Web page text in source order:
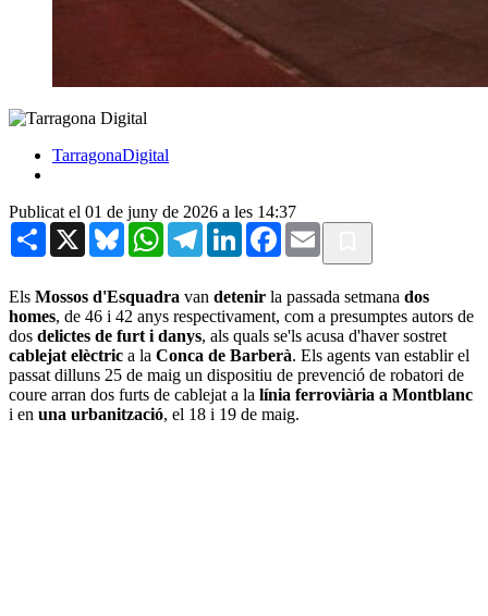
TarragonaDigital
Publicat el 01 de juny de 2026 a les 14:37
Share X BlueskyWhatsAppTelegramLinkedInFacebook
Email
Els Mossos d'Esquadra van detenir la passada setmana dos
homes, de 46 i 42 anys respectivament, com a presumptes autors de
dos delictes de furt i danys, als quals se'ls acusa d'haver sostret
cablejat elèctric a la Conca de Barberà. Els agents van establir el
passat dilluns 25 de maig un dispositiu de prevenció de robatori de
coure arran dos furts de cablejat a la línia ferroviària a Montblanc
i en una urbanització, el 18 i 19 de maig.